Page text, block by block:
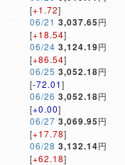
[+1.72]
06/21 3,037.65円
[+18.54]
06/24 3,124.19円
[+86.54]
06/25 3,052.18円
[-72.01]
06/26 3,052.18円
[+0.00]
06/27 3,069.95円
[+17.78]
06/28 3,132.14円
[+62.18]